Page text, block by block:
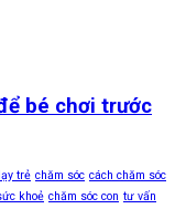
bé chơi trước
trẻ chăm sóc cách chăm sóc
khoẻ chăm sóc con tư vấn